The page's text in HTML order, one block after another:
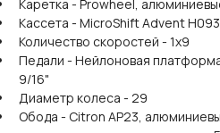
Каретка - Prowheel,
Кассета - MicroShift Advent
Количество скоростей - 1x9
Педали - Нейлоновая
9/16"
Диаметр колеса - 29
Обода - Citron AP23,